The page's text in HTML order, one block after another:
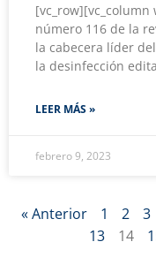
[vc_row][vc_column
número 116 de la
la cabecera líder
la desinfección
LEER MÁS »
febrero 9, 2023
« Anterior 1 2 3
13
14